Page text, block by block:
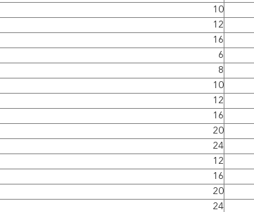
10
12
16
6
8
10
12
16
20
24
12
16
20
24